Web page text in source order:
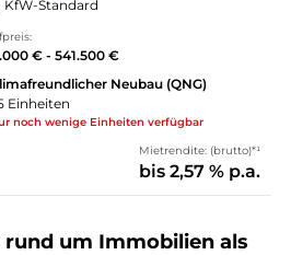
KfW-Standard
€ - 541.500 €
Neubau (QNG)
Einheiten
noch wenige Einheiten verfügbar
Mietrendite: (brutto)*¹
bis 2,57 % p.a.
rund um Immobilien als